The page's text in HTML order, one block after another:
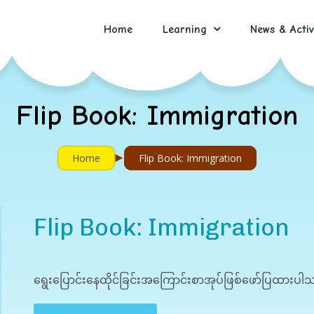
Home Learning News &
Flip Book: Immigration
Home ► Flip Book: Immigration
Flip Book: Immigration
ရွေးပြောင်းနေထိုင်ခြင်းအကြောင်းစာအုပ်ဖြစ်ဖော်ပြထားပ